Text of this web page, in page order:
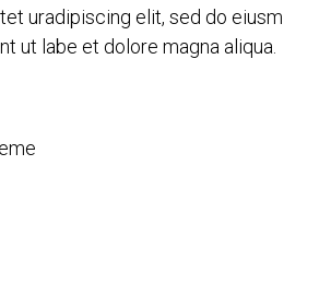
uradipiscing elit, sed do eiusm
ut labe et dolore magna aliqua.